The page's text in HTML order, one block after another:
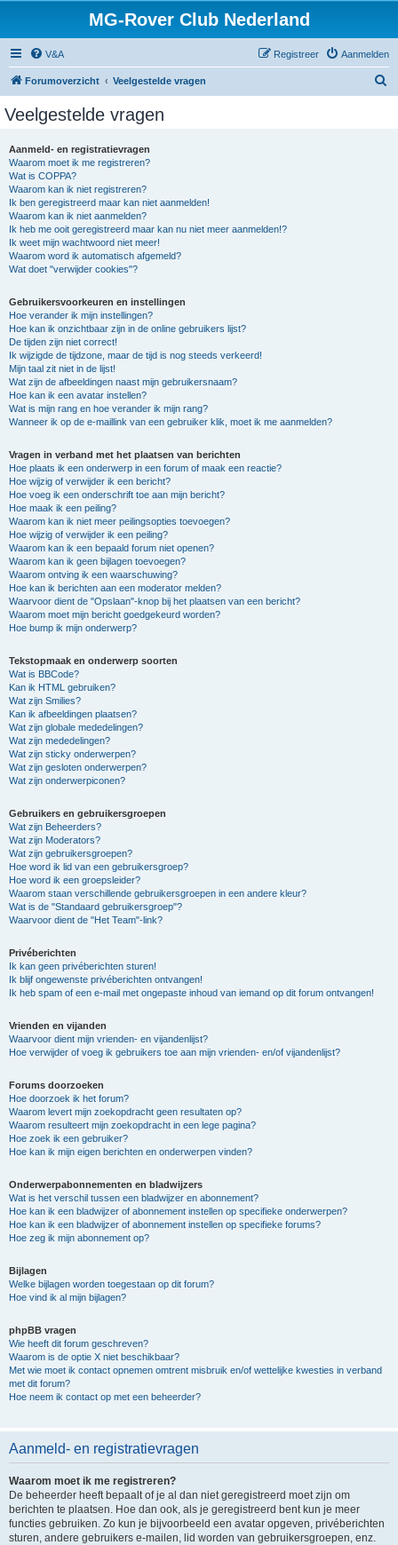
MG-Rover Club Nederland
V&A Aanmelden
Registreer
Forumoverzicht Veelgestelde vragen
Veelgestelde vragen
Aanmeld- en registratievragen
Waarom moet ik me registreren?
Wat is COPPA?
Waarom kan ik niet registreren?
Ik ben geregistreerd maar kan niet aanmelden!
Waarom kan ik niet aanmelden?
Ik heb me ooit geregistreerd maar kan nu niet meer aanmelden!?
Ik weet mijn wachtwoord niet meer!
Waarom word ik automatisch afgemeld?
Wat doet "verwijder cookies"?
Gebruikersvoorkeuren en instellingen
Hoe verander ik mijn instellingen?
Hoe kan ik onzichtbaar zijn in de online gebruikers lijst?
De tijden zijn niet correct!
Ik wijzigde de tijdzone, maar de tijd is nog steeds verkeerd!
Mijn taal zit niet in de lijst!
Wat zijn de afbeeldingen naast mijn gebruikersnaam?
Hoe kan ik een avatar instellen?
Wat is mijn rang en hoe verander ik mijn rang?
Wanneer ik op de e-maillink van een gebruiker klik, moet ik me aanmelden?
Vragen in verband met het plaatsen van berichten
Hoe plaats ik een onderwerp in een forum of maak een reactie?
Hoe wijzig of verwijder ik een bericht?
Hoe voeg ik een onderschrift toe aan mijn bericht?
Hoe maak ik een peiling?
Waarom kan ik niet meer peilingsopties toevoegen?
Hoe wijzig of verwijder ik een peiling?
Waarom kan ik een bepaald forum niet openen?
Waarom kan ik geen bijlagen toevoegen?
Waarom ontving ik een waarschuwing?
Hoe kan ik berichten aan een moderator melden?
Waarvoor dient de "Opslaan"-knop bij het plaatsen van een bericht?
Waarom moet mijn bericht goedgekeurd worden?
Hoe bump ik mijn onderwerp?
Tekstopmaak en onderwerp soorten
Wat is BBCode?
Kan ik HTML gebruiken?
Wat zijn Smilies?
Kan ik afbeeldingen plaatsen?
Wat zijn globale mededelingen?
Wat zijn mededelingen?
Wat zijn sticky onderwerpen?
Wat zijn gesloten onderwerpen?
Wat zijn onderwerpiconen?
Gebruikers en gebruikersgroepen
Wat zijn Beheerders?
Wat zijn Moderators?
Wat zijn gebruikersgroepen?
Hoe word ik lid van een gebruikersgroep?
Hoe word ik een groepsleider?
Waarom staan verschillende gebruikersgroepen in een andere kleur?
Wat is de "Standaard gebruikersgroep"?
Waarvoor dient de "Het Team"-link?
Privéberichten
Ik kan geen privéberichten sturen!
Ik blijf ongewenste privéberichten ontvangen!
Ik heb spam of een e-mail met ongepaste inhoud van iemand op dit forum ontvangen!
Vrienden en vijanden
Waarvoor dient mijn vrienden- en vijandenlijst?
Hoe verwijder of voeg ik gebruikers toe aan mijn vrienden- en/of vijandenlijst?
Forums doorzoeken
Hoe doorzoek ik het forum?
Waarom levert mijn zoekopdracht geen resultaten op?
Waarom resulteert mijn zoekopdracht in een lege pagina?
Hoe zoek ik een gebruiker?
Hoe kan ik mijn eigen berichten en onderwerpen vinden?
Onderwerpabonnementen en bladwijzers
Wat is het verschil tussen een bladwijzer en abonnement?
Hoe kan ik een bladwijzer of abonnement instellen op specifieke onderwerpen?
Hoe kan ik een bladwijzer of abonnement instellen op specifieke forums?
Hoe zeg ik mijn abonnement op?
Bijlagen
Welke bijlagen worden toegestaan op dit forum?
Hoe vind ik al mijn bijlagen?
phpBB vragen
Wie heeft dit forum geschreven?
Waarom is de optie X niet beschikbaar?
Met wie moet ik contact opnemen omtrent misbruik en/of wettelijke kwesties in verband
met dit forum?
Hoe neem ik contact op met een beheerder?
Aanmeld- en registratievragen
Waarom moet ik me registreren?
De beheerder heeft bepaalt of je al dan niet geregistreerd moet zijn om
berichten te plaatsen. Hoe dan ook, als je geregistreerd bent kun je meer
functies gebruiken. Zo kun je bijvoorbeeld een avatar opgeven, privéberichten
sturen, andere gebruikers e-mailen, lid worden van gebruikersgroepen, enz.